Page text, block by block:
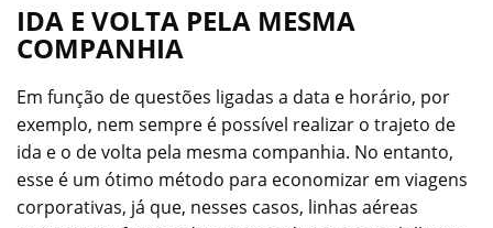
IDA E VOLTA PELA MESMA
COMPANHIA
Em função de questões ligadas a data e horário, por
exemplo, nem sempre é possível realizar o trajeto de
ida e o de volta pela mesma companhia. No entanto,
esse é um ótimo método para economizar em viagens
corporativas, já que, nesses casos, linhas aéreas